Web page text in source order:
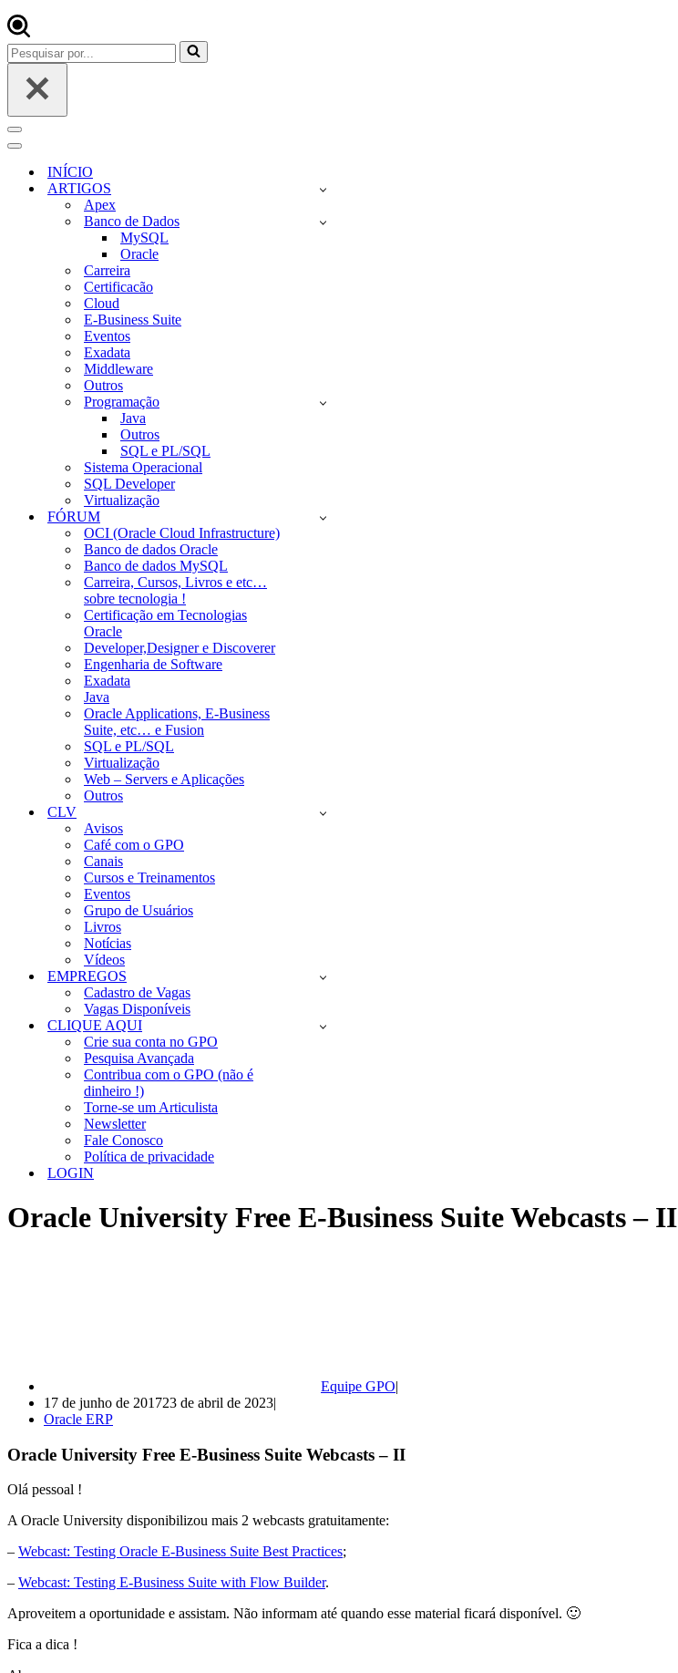
Pesquisar
por...
Menu
de
navegação
Menu
navegaçãoINÍCIO
ARTIGOS
Apex
Banco de Dados
MySQL
Oracle
Carreira
Certificacão
Cloud
E-Business Suite
Eventos
Exadata
Middleware
Outros
Programação
Java
Outros
SQL e PL/SQL
Sistema Operacional
SQL Developer
Virtualização
FÓRUM
OCI (Oracle Cloud Infrastructure)
Banco de dados Oracle
Banco de dados MySQL
Carreira, Cursos, Livros e etc…
sobre tecnologia !
Certificação em Tecnologias
Oracle
Developer,Designer e Discoverer
Engenharia de Software
Exadata
Java
Oracle Applications, E-Business
Suite, etc… e Fusion
SQL e PL/SQL
Virtualização
Web – Servers e Aplicações
Outros
CLV
Avisos
Café com o GPO
Canais
Cursos e Treinamentos
Eventos
Grupo de Usuários
Livros
Notícias
Vídeos
EMPREGOS
Cadastro de Vagas
Vagas Disponíveis
CLIQUE AQUI
Crie sua conta no GPO
Pesquisa Avançada
Contribua com o GPO (não é
dinheiro !)
Torne-se um Articulista
Newsletter
Fale Conosco
Política de privacidade
LOGIN
Oracle University Free E-Business Suite Webcasts – II
Equipe GPO
17 de junho de 201723 de abril de 2023
Oracle ERP
Oracle University Free E-Business Suite Webcasts – II
Olá pessoal !
A Oracle University disponibilizou mais 2 webcasts gratuitamente:
– Webcast: Testing Oracle E-Business Suite Best Practices;
– Webcast: Testing E-Business Suite with Flow Builder.
Aproveitem a oportunidade e assistam. Não informam até quando esse material ficará disponível. 🙂
Fica a dica !